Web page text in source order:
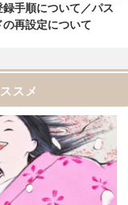
録手順について／パス
の再設定について
スメ